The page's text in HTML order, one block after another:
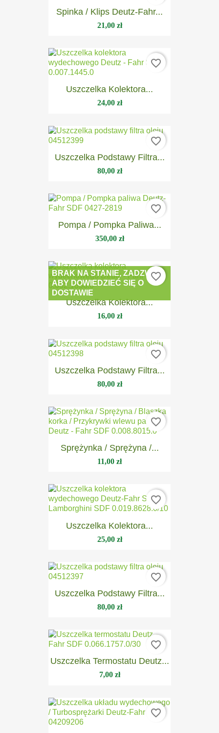
Spinka / Klips Deutz-Fahr...
21,00 zł
Uszczelka Kolektora...
24,00 zł
favorite_border
Uszczelka Podstawy Filtra...
80,00 zł
favorite_border
Pompa / Pompka Paliwa...
350,00 zł
favorite_border
Uszczelka Kolektora...
16,00 zł
BRAK NA STANIE, ZADZWOŃ
ABY DOWIEDZIEĆ SIĘ O
DOSTAWIE
favorite_border
Uszczelka Podstawy Filtra...
80,00 zł
favorite_border
Sprężynka / Sprężyna /...
11,00 zł
favorite_border
Uszczelka Kolektora...
25,00 zł
favorite_border
Uszczelka Podstawy Filtra...
80,00 zł
favorite_border
Uszczelka Termostatu Deutz...
7,00 zł
favorite_border
favorite_border